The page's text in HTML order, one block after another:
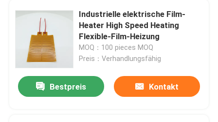
Industrielle elektrische Film-
Heater High Speed Heating
Flexible-Film-Heizung
MOQ：100 pieces MOQ
Preis：Verhandlungsfähig
Bestpreis Kontakt